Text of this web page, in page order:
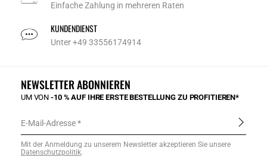
Einfache Zahlung in mehreren Raten
KUNDENDIENST
Unter +49 33556174914
NEWSLETTER ABONNIEREN
UM VON-10 % AUF IHRE ERSTE BESTELLUNG ZU PROFITIEREN*
E-Mail-Adresse
Mit der Anmeldung zu unserem Newsletter akzeptieren Sie unsere
Datenschutzpolitik.